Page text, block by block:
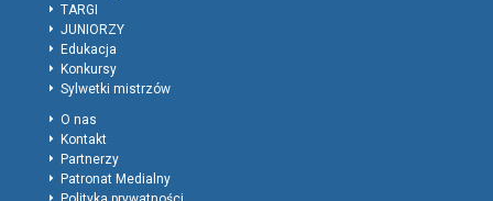
TARGI
JUNIORZY
Edukacja
Konkursy
Sylwetki mistrzów
O nas
Kontakt
Partnerzy
Patronat Medialny